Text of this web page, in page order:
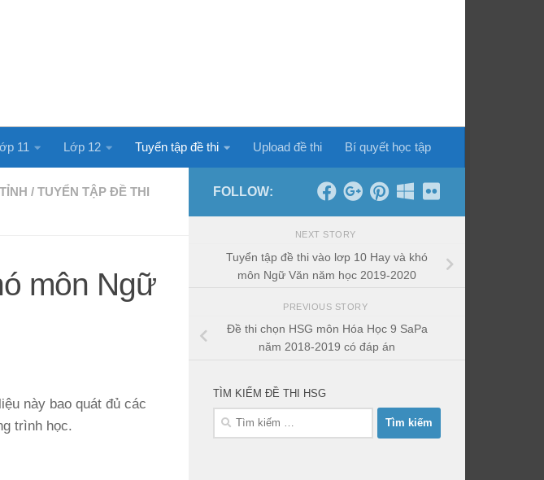
11 Lớp 12 Tuyển tập đề thi Upload đề thi Bí quyết học tập
/ TUYỂN TẬP ĐỀ THI
môn Ngữ
này bao quát đủ các
trình học.
FOLLOW:
NEXT STORY
Tuyển tập đề thi vào lơp 10 Hay và khó
môn Ngữ Văn năm học 2019-2020
PREVIOUS STORY
Đề thi chọn HSG môn Hóa Học 9 SaPa
năm 2018-2019 có đáp án
TÌM KIẾM ĐỀ THI HSG
Tìm